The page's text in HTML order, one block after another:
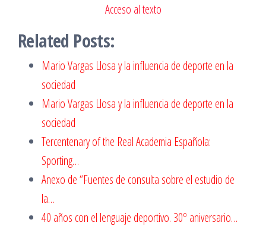
Acceso al texto
Related Posts:
Mario Vargas Llosa y la influencia de deporte en la
sociedad
Mario Vargas Llosa y la influencia de deporte en la
sociedad
Tercentenary of the Real Academia Española:
Sporting…
Anexo de “Fuentes de consulta sobre el estudio de
la…
40 años con el lenguaje deportivo. 30º aniversario…